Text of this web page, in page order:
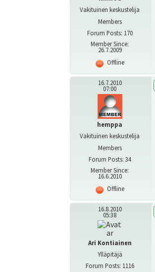
Vakituinen keskustelija
Members
Forum Posts: 170
Member Since:
26.7.2009
Offline
16.7.2010
07:00
hemppa
Vakituinen keskustelija
Members
Forum Posts: 34
Member Since:
16.6.2010
Offline
16.8.2010
05:38
Ari Kontiainen
Ylläpitäjä
Forum Posts: 1116